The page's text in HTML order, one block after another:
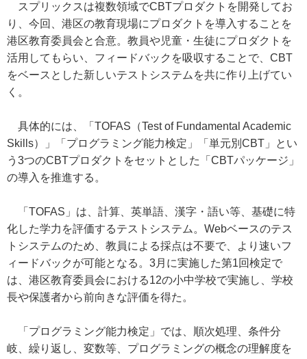
スプリックスは複数領域でCBTプロダクトを開発してお
り、今回、港区の教育現場にプロダクトを導入することを
港区教育委員会と合意。教員や児童・生徒にプロダクトを
活用してもらい、フィードバックを吸収することで、CBT
をベースとした新しいテストシステムを共に作り上げてい
く。
具体的には、「TOFAS（Test of Fundamental Academic
Skills）」「プログラミング能力検定」「単元別CBT」とい
う3つのCBTプロダクトをセットとした「CBTパッケージ」
の導入を推進する。
「TOFAS」は、計算、英単語、漢字・語い等、基礎に特
化した学力を評価するテストシステム。Webベースのテス
トシステムのため、教員による採点は不要で、より速いフ
ィードバックが可能となる。3月に実施した第1回検定で
は、港区教育委員会における12の小中学校で実施し、学校
長や保護者から前向きな評価を得た。
「プログラミング能力検定」では、順次処理、条件分
岐、繰り返し、変数等、プログラミングの概念の理解度を